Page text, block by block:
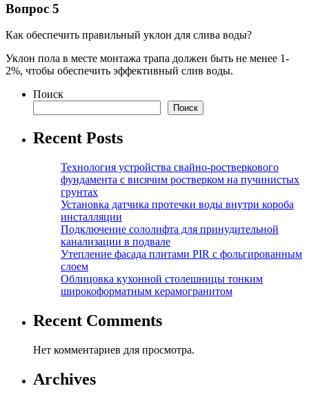
Вопрос 5
Как обеспечить правильный уклон для слива воды?
Уклон пола в месте монтажа трапа должен быть не менее 1-
2%, чтобы обеспечить эффективный слив воды.
Поиск
Поиск
Recent Posts
Технология устройства свайно-ростверкового
фундамента с висячим ростверком на пучинистых
грунтах
Установка датчика протечки воды внутри короба
инсталляции
Подключение сололифта для принудительной
канализации в подвале
Утепление фасада плитами PIR с фольгированным
слоем
Облицовка кухонной столешницы тонким
широкоформатным керамогранитом
Recent Comments
Нет комментариев для просмотра.
Archives